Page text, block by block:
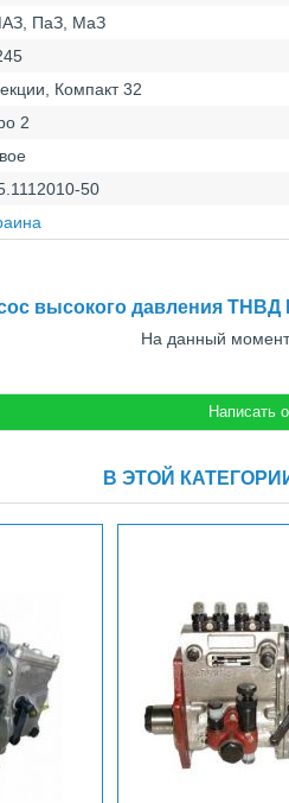
ПаЗ, МаЗ
Компакт 32
2
50
высокого давления ТНВД
На данный момент
В ЭТОЙ